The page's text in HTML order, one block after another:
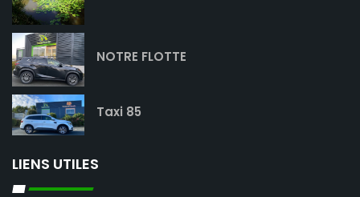
NOTRE FLOTTE
Taxi 85
LIENS UTILES